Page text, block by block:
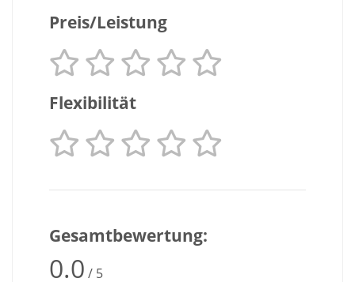
Preis/Leistung
Flexibilität
Gesamtbewertung:
0.0 / 5